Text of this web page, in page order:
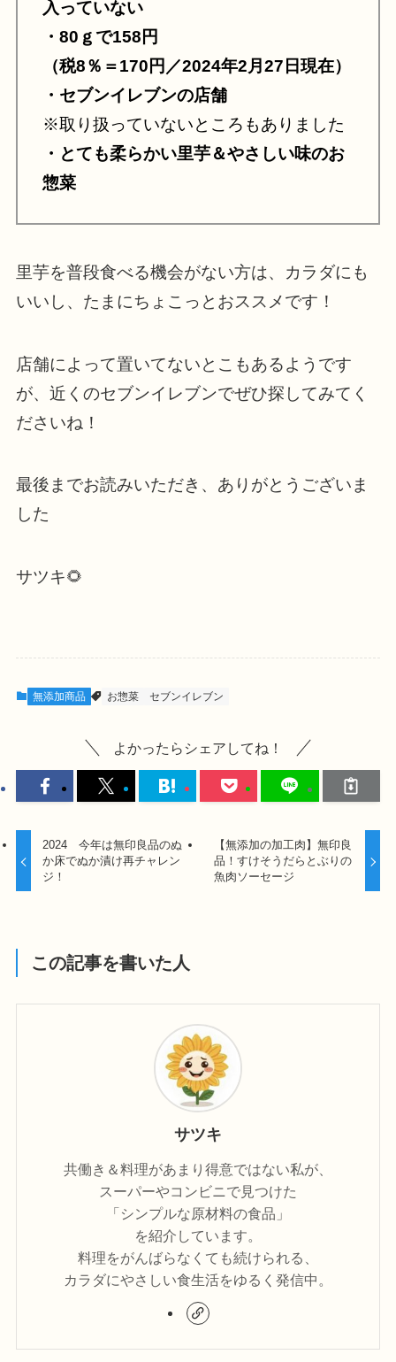
入っていない
・80ｇで158円
（税8％＝170円／2024年2月27日現在）
・セブンイレブンの店舗
※取り扱っていないところもありました
・とても柔らかい里芋＆やさしい味のお
惣菜
里芋を普段食べる機会がない方は、カラダにも
いいし、たまにちょこっとおススメです！
店舗によって置いてないとこもあるようです
が、近くのセブンイレブンでぜひ探してみてく
ださいね！
最後までお読みいただき、ありがとうございま
した
サツキ🌻
無添加商品 お惣菜 セブンイレブン
よかったらシェアしてね！
2024 今年は無印良品のぬ
か床でぬか漬け再チャレン
ジ！
【無添加の加工肉】無印良
品！すけそうだらとぶりの
魚肉ソーセージ
この記事を書いた人
サツキ
共働き＆料理があまり得意ではない私が、
スーパーやコンビニで見つけた
「シンプルな原材料の食品」
を紹介しています。
料理をがんばらなくても続けられる、
カラダにやさしい食生活をゆるく発信中。